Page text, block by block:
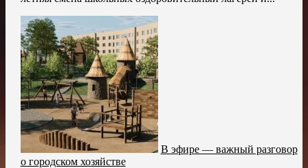
В эфире — важный разговор
о городском хозяйстве